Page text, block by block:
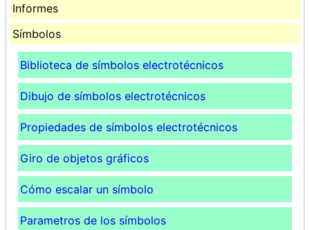
Informes
Símbolos
Biblioteca de símbolos electrotécnicos
Dibujo de símbolos electrotécnicos
Propiedades de símbolos electrotécnicos
Giro de objetos gráficos
Cómo escalar un símbolo
Parametros de los símbolos